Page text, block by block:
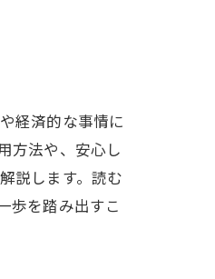
経済的な事情に
方法や、安心し
説します。読む
歩を踏み出すこ